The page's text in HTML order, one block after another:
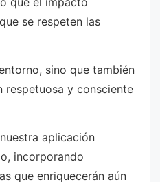
se respeten las
sino que también
respetuosa y consciente
aplicación
incorporando
que enriquecerán aún